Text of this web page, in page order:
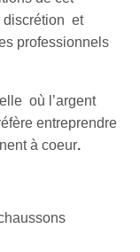
discrétion et
professionnels
où l’argent
entreprendre
à coeur.